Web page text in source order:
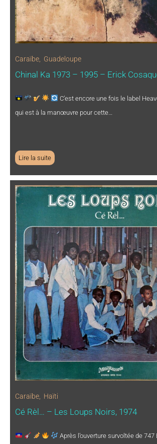
Caraïbe Guadeloupe
Chinal Ka 1973 – 1995 – Erick
C’est encore une fois le label
qui est à la manœuvre pour cette…
Lire la suite
Caraïbe Haïti
Cé Rèl… – Les Loups Noirs, 1974
Après l’ouverture survoltée de